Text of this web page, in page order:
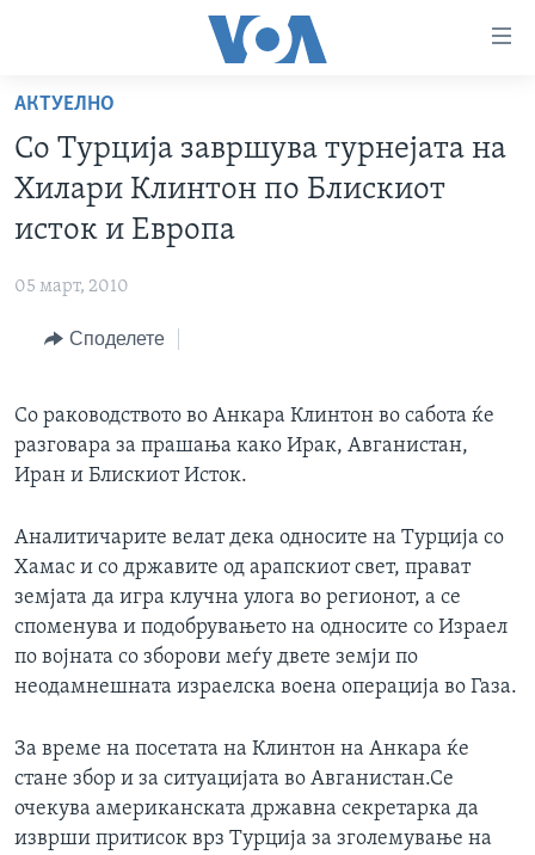
пристапност
Премини
на
главната
содржина
до
Пребарувај
РУБРИКИ
СВЕТ
ЕКОНОМИЈА
ЗДРАВЈЕ
НАУКА
ФОТОГАЛЕРИИ
АРХИВИРАНА ПРОГРАМА
NEWSFLASH - АРХИВА
ИЗБОРИ ВО САД 2020 - АРХИВА
ЗА НАС
Learning English
НАКУСО...
АКТУЕЛНО
Со Турција завршува турнејата на
Хилари Клинтон по Блискиот
исток и Европа
05 март, 2010
Споделете
Со раководството во Анкара Клинтон во сабота ќе
разговара за прашања како Ирак, Авганистан,
Иран и Блискиот Исток.
Аналитичарите велат дека односите на Турција со
Хамас и со државите од арапскиот свет, прават
земјата да игра клучна улога во регионот, а се
споменува и подобрувањето на односите со Израел
по војната со зборови меѓу двете земји по
неодамнешната израелска воена операција во Газа.
За време на посетата на Клинтон на Анкара ќе
стане збор и за ситуацијата во Авганистан.Се
очекува американската државна секретарка да
изврши притисок врз Турција за зголемување на